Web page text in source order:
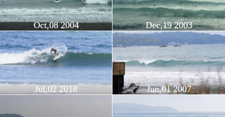
Oct,08 2004 Dec,19 2003
Jul,02 2018 Jun,01 2007